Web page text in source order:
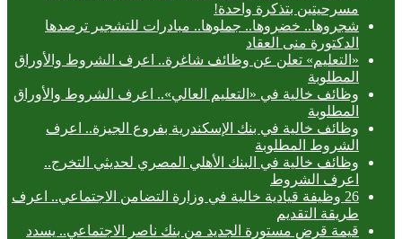
مسرحيتين بتذكرة واحدة!
شجروها.. خضروها.. جملوها.. مبادرات للتشجير ترصدها
الدكتورة منى العقاد
«التعليم» تعلن عن وظائف شاغرة.. اعرف الشروط والأوراق
المطلوبة
وظائف خالية في «التعليم العالي».. اعرف الشروط والأوراق
المطلوبة
وظائف خالية في بنك الإسكندرية بفروع الجيزة.. اعرف
الشروط المطلوبة
وظائف خالية في البنك الأهلي المصري لحديثي التخرج..
اعرف الشروط
26 وظيفة قيادية خالية في وزارة التضامن الاجتماعي.. اعرف
طريقة التقديم
قيمة قرض مستورة الجديد من بنك ناصر الاجتماعي.. يسدد